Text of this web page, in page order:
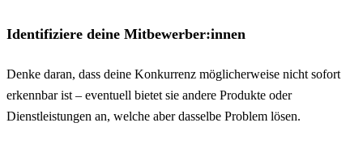
Identifiziere deine Mitbewerber:innen
Denke daran, dass deine Konkurrenz möglicherweise nicht sofort
erkennbar ist – eventuell bietet sie andere Produkte oder
Dienstleistungen an, welche aber dasselbe Problem lösen.